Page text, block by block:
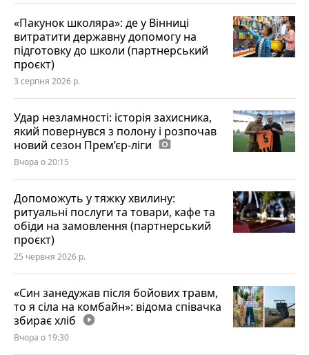
«Пакунок школяра»: де у Вінниці
витратити державну допомогу на
підготовку до школи (партнерський
проєкт)
3 серпня 2026 р.
Удар незламності: історія захисника,
який повернувся з полону і розпочав
новий сезон Прем’єр-ліги photo_camera
Вчора о 20:15
Допоможуть у тяжку хвилину:
ритуальні послуги та товари, кафе та
обіди на замовлення (партнерський
проєкт)
25 червня 2026 р.
«Син занедужав після бойових травм,
то я сіла на комбайн»: відома співачка
збирає хліб play_circle_filled
Вчора о 19:30